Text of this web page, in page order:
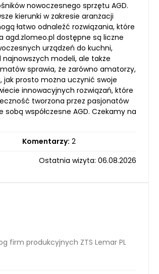
nowoczesnego sprzętu AGD.
kierunki w zakresie aranżacji
łatwo odnaleźć rozwiązania, które
agd.zlomeo.pl dostępne są liczne
urządzeń do kuchni,
modeli, ale także
sprawia, że zarówno amatorzy,
jak prosto można uczynić swoje
innowacyjnych rozwiązań, które
tworzona przez pasjonatów
współczesne AGD. Czekamy na
Komentarzy: 2
Ostatnia wizyta: 06.08.2026
firm produkcyjnych ZTS Lemar PL